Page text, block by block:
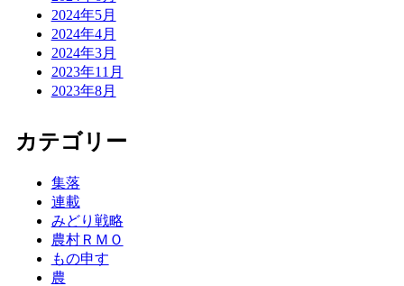
2024年5月
2024年4月
2024年3月
2023年11月
2023年8月
カテゴリー
集落
連載
みどり戦略
農村ＲＭＯ
もの申す
農